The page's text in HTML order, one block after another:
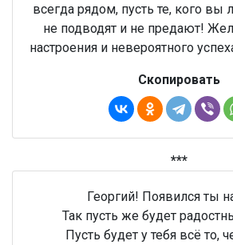
всегда рядом, пусть те, кого вы
не подводят и не предают!
настроения и невероятного
Скопировать
***
Георгий! Появился ты
Так пусть же будет
Пусть будет у тебя всё то,